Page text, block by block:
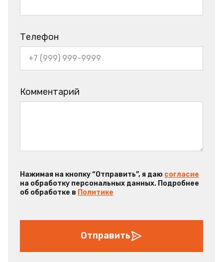
Телефон
Комментарий
Нажимая на кнопку “Отправить”, я даю согласие
на обработку персональных данных. Подробнее
об обработке в Политике
Отправить